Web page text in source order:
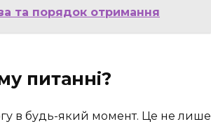
та порядок отримання
питанні?
в будь-який момент. Це не лише